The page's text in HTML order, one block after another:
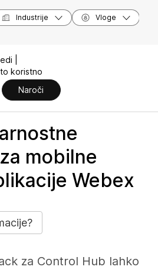
Industrije Vloge
|
koristno
Naroči
mobilne
Webex
za Control Hub lahko